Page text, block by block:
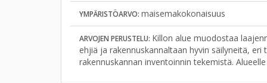
YMPÄRISTÖARVO: maisemakokonaisuus
ARVOJEN PERUSTELU: Killon alue muodostaa
ehjiä ja rakennuskannaltaan hyvin säilyneitä,
rakennuskannan inventoinnin tekemistä.